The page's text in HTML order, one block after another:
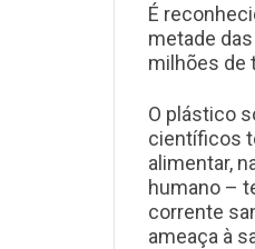
É
metade
milhões de
O plástico
científicos
alimentar,
humano –
corrente
ameaça à